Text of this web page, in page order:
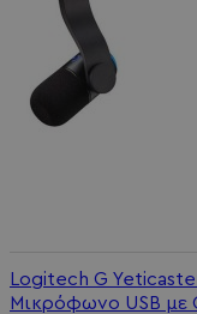
Logitech G
Μικρόφωνο USB με